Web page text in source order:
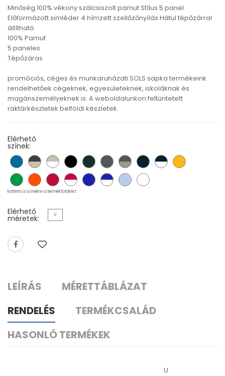
Minőség 100% vékony szálcsiszolt pamut Stílus 5 panel
Előformázott simléder 4 hímzett szellőzőnyílás Hátul tépőzárral
állítható
100% Pamut
5 paneles
Tépőzáras
promóciós, céges és munkaruházati SOLS sapka termékeink
rendelhetőek cégeknek, egyesületeknek, iskoláknak és
magánszemélyeknek is. A weboldalunkon feltüntetett
raktárkészletek belföldi készletek.
Elérhető
színek:
kattints a színekre a termékfotókért
Elérhető
méretek: U
LEÍRÁS
MÉRETTÁBLÁZAT
RENDELÉS
TERMÉKCSALÁD
HASONLÓ TERMÉKEK
U